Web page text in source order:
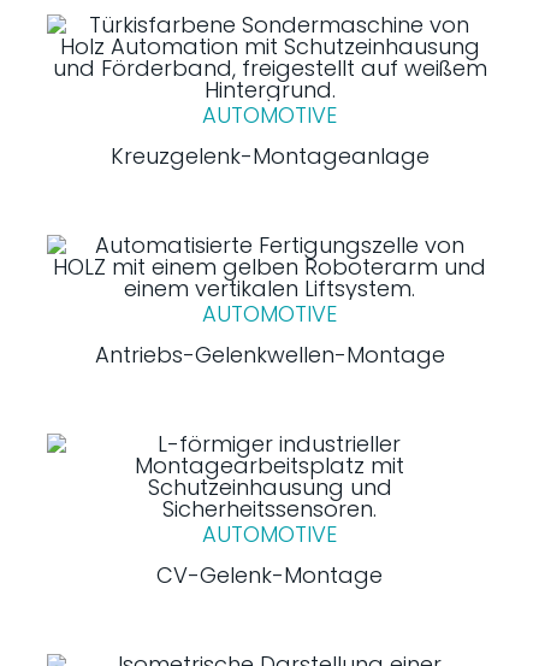
AUTOMOTIVE
Kreuzgelenk-Montageanlage
AUTOMOTIVE
Antriebs-Gelenkwellen-Montage
AUTOMOTIVE
CV-Gelenk-Montage